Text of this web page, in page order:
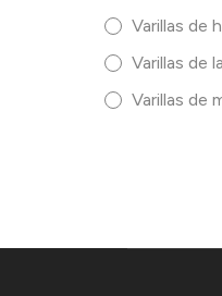
Varillas de
Varillas de
Varillas de